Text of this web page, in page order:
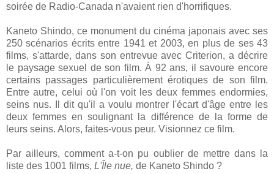
soirée de Radio-Canada n'avaient rien d'horrifiques.
Kaneto Shindo, ce monument du cinéma japonais avec ses
250 scénarios écrits entre 1941 et 2003, en plus de ses 43
films, s'attarde, dans son entrevue avec Criterion, a décrire
le paysage sexuel de son film. À 92 ans, il savoure encore
certains passages particulièrement érotiques de son film.
Entre autre, celui où l'on voit les deux femmes endormies,
seins nus. Il dit qu'il a voulu montrer l'écart d'âge entre les
deux femmes en soulignant la différence de la forme de
leurs seins. Alors, faites-vous peur. Visionnez ce film.
Par ailleurs, comment a-t-on pu oublier de mettre dans la
liste des 1001 films, L'Île nue, de Kaneto Shindo ?